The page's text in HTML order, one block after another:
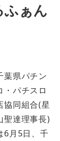
ふぁん
葉県パチン
・パチスロ
協同組合(星
聖達理事長)
6月5日、千